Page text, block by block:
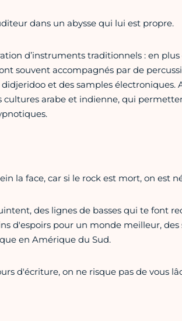
dans un abysse qui lui est propre.
d’instruments traditionnels : en
souvent accompagnés par de
et des samples électroniques.
cultures arabe et indienne, qui
la face, car si le rock est mort, on est
des lignes de basses qui te font
d'espoirs pour un monde meilleur, des
en Amérique du Sud.
d'écriture, on ne risque pas de vous